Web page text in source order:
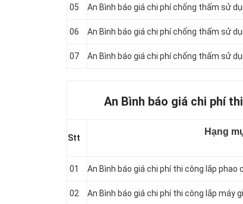
05 An Bình báo giá chi phí chống thấm sử
06 An Bình báo giá chi phí chống thấm sử
07 An Bình báo giá chi phí chống thấm sử
An Bình báo giá chi phí
Stt
Hạng
01 An Bình báo giá chi phí thi công lắp phao
02 An Bình báo giá chi phí thi công lắp máy